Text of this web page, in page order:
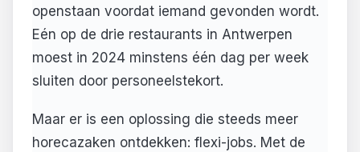
openstaan voordat iemand gevonden wordt.
Eén op de drie restaurants in Antwerpen
moest in 2024 minstens één dag per week
sluiten door personeelstekort.
Maar er is een oplossing die steeds meer
horecazaken ontdekken: flexi-jobs. Met de